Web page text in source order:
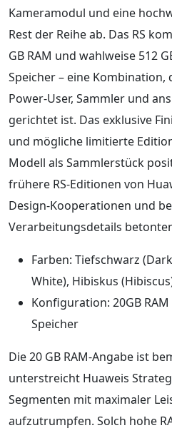
Kameramodul und eine
Rest der Reihe ab. Das RS
GB RAM und wahlweise 512
Speicher – eine Kombination,
Power‑User, Sammler und
gerichtet ist. Das exklusive
und mögliche limitierte
Modell als Sammlerstück
frühere RS‑Editionen von
Design‑Kooperationen und
Verarbeitungsdetails
Farben: Tiefschwarz
White), Hibiskus
Konfiguration: 20GB
Speicher
Die 20 GB RAM‑Angabe ist
unterstreicht Huaweis
Segmenten mit maximaler
aufzutrumpfen. Solch hohe